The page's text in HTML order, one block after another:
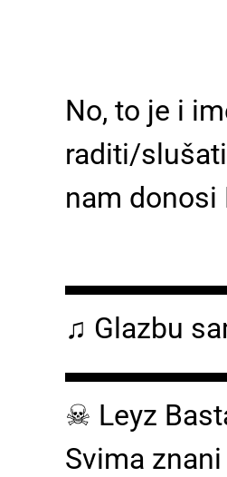
No, to je i
raditi/
nam donosi
♫ Glazbu
☠ Leyz
Svima